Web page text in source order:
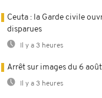
Ceuta : la Garde civile
disparues
Il y a 3 heures
Arrêt sur images du 6
Il y a 3 heures